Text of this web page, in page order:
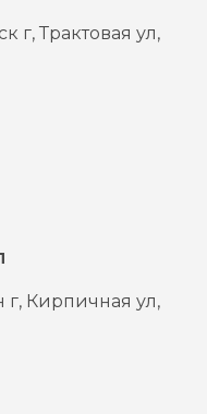
г,Трактовая ул,
г, Кирпичная ул,